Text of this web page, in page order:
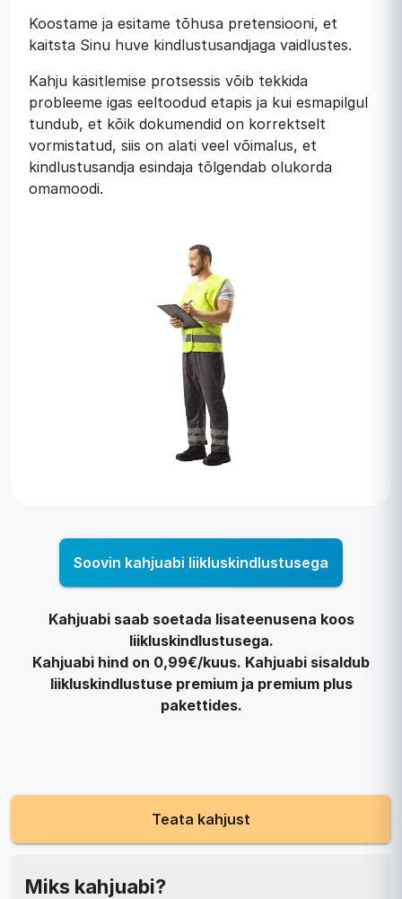
Teata kahjust
Miks kahjuabi?
Koostame ja esitame tõhusa pretensiooni, et
kaitsta Sinu huve kindlustusandjaga vaidlustes.
Kahju käsitlemise protsessis võib tekkida
probleeme igas eeltoodud etapis ja kui esmapilgul
tundub, et kõik dokumendid on korrektselt
vormistatud, siis on alati veel võimalus, et
kindlustusandja esindaja tõlgendab olukorda
omamoodi.
Soovin kahjuabi liikluskindlustusega
Kahjuabi saab soetada lisateenusena koos
liikluskindlustusega.
Kahjuabi hind on 0,99€/kuus. Kahjuabi sisaldub
liikluskindlustuse premium ja premium plus
pakettides.